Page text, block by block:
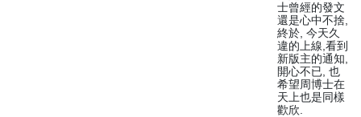
士曾經的發文
還是心中不捨,
終於, 今天久
違的上線,看到
新版主的通知,
開心不已, 也
希望周博士在
天上也是同樣
歡欣.